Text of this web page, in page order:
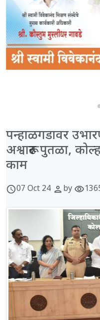
पन्हाळगडावर
अश्वारूढ पुतळा,
काम
schedule07 Oct 24 personby visibility